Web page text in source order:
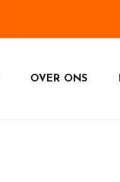
OVER ONS